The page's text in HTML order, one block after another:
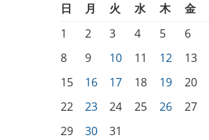
日 月 火 水 木 金
1
2 3 4 5 6
8
9 10 11 12 13
15
16 17 18 19 20
22
23 24 25 26 27
29
30 31